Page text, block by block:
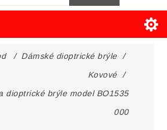
/ Dámské dioptrické brýle /
Kovové /
dioptrické brýle model BO1535
000